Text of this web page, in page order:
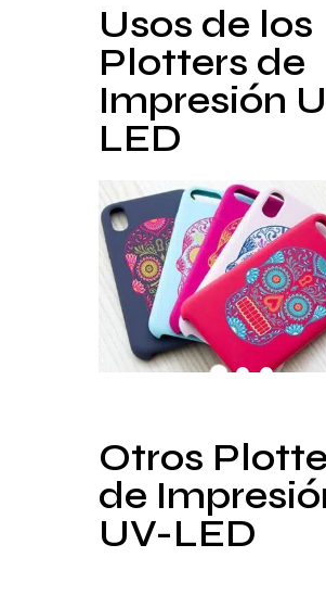
Usos de los
Plotters de
Impresión
LED
Otros
de
UV-LED